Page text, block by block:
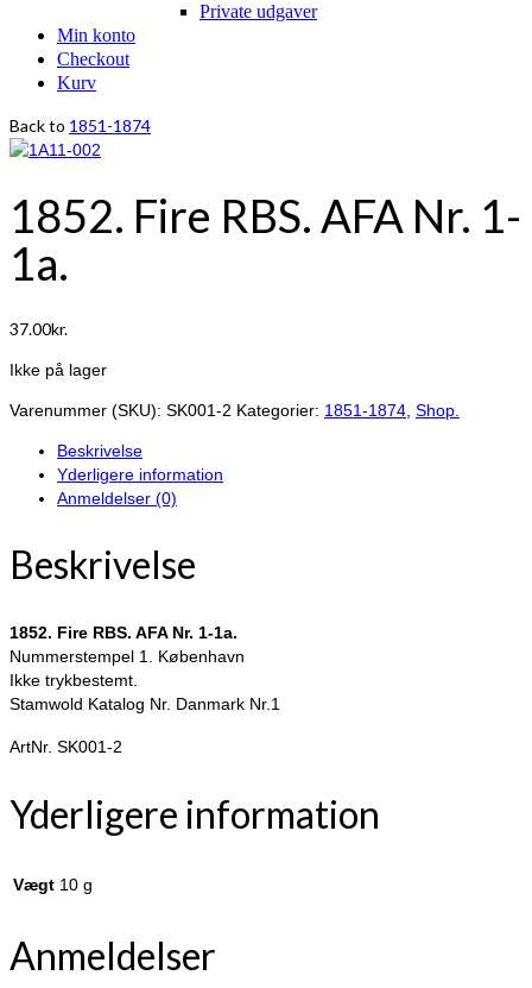
Private udgaver
Min konto
Checkout
Kurv
Back to 1851-1874
1852. Fire RBS. AFA Nr. 1-
1a.
37.00kr.
Ikke på lager
Varenummer (SKU): SK001-2 Kategorier: 1851-1874 Shop.
Beskrivelse
Yderligere information
Anmeldelser (0)
Beskrivelse
1852. Fire RBS. AFA Nr. 1-1a.
Nummerstempel 1. København
Ikke trykbestemt.
Stamwold Katalog Nr. Danmark Nr.1
ArtNr. SK001-2
Yderligere information
Vægt 10 g
Anmeldelser